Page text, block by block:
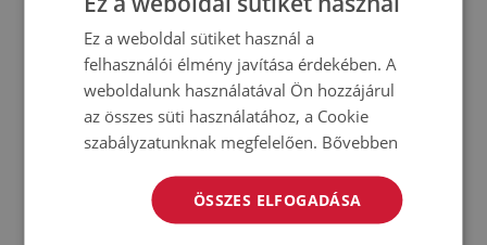
Anyag:PES hálóval erősített vinyl;
Vastagság:1,6 mm;
A szőnyegek árnyalatai kis mértékben eltérhetnek az
illusztráción láthatóktól.
Ez a weboldal sütiket használ a
felhasználói élmény javítása érdekében. A
weboldalunk használatával Ön hozzájárul
az összes süti használatához, a Cookie
szabályzatunknak megfelelően. Bővebben
ÖSSZES ELFOGADÁSA